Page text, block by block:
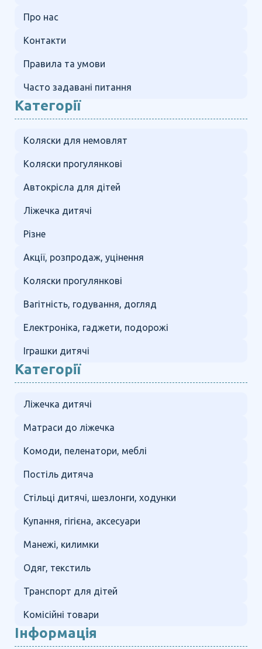
Про нас
Контакти
Правила та умови
Часто задавані питання
Категорії
Коляски для немовлят
Коляски прогулянкові
Автокрісла для дітей
Ліжечка дитячі
Різне
Акції, розпродаж, уцінення
Коляски прогулянкові
Вагітність, годування, догляд
Електроніка, гаджети, подорожі
Іграшки дитячі
Категорії
Ліжечка дитячі
Матраси до ліжечка
Комоди, пеленатори, меблі
Постіль дитяча
Стільці дитячі, шезлонги, ходунки
Купання, гігієна, аксесуари
Манежі, килимки
Одяг, текстиль
Транспорт для дітей
Комісійні товари
Інформація